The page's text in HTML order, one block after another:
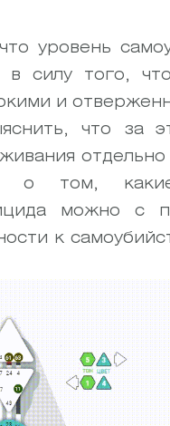
уровень
в силу того,
и
что за
том, какие
можно с
к